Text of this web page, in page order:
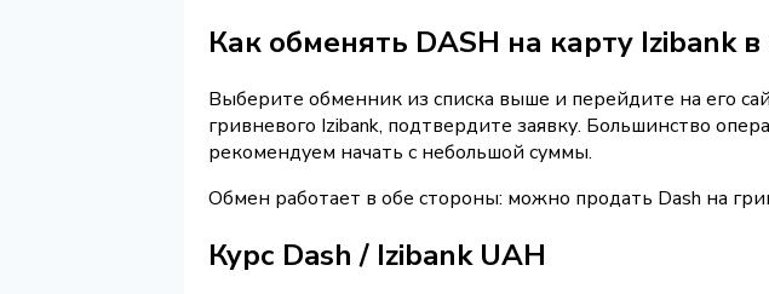
Как обменять DASH на карту Izibank
Выберите обменник из списка выше и перейдите на его
гривневого Izibank, подтвердите заявку. Большинство
рекомендуем начать с небольшой суммы.
Обмен работает в обе стороны: можно продать Dash на
Курс Dash / Izibank UAH